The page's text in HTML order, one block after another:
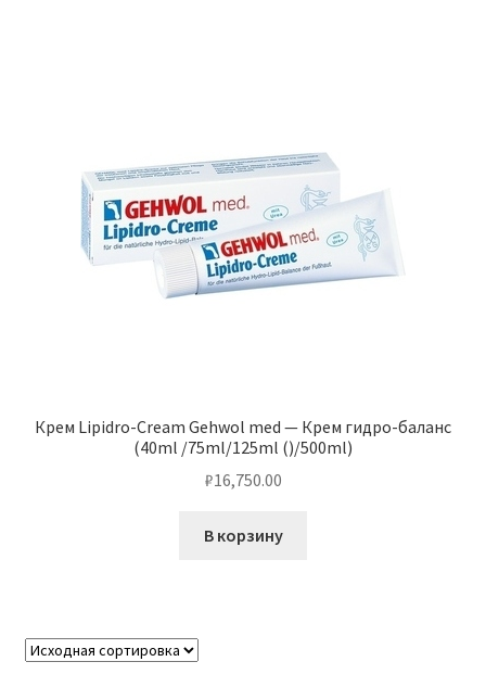
Крем Lipidro-Cream Gehwol med — Крем гидро-баланс
(40ml /75ml/125ml ()/500ml)
₽16,750.00
В корзину